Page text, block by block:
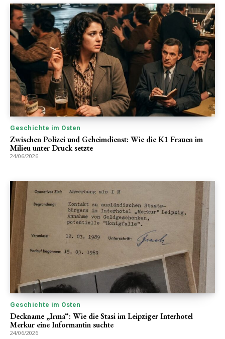
Geschichte im Osten
Zwischen Polizei und Geheimdienst: Wie die K1 Frauen im
Milieu unter Druck setzte
24/06/2026
Geschichte im Osten
Deckname „Irma“: Wie die Stasi im Leipziger Interhotel
Merkur eine Informantin suchte
24/06/2026